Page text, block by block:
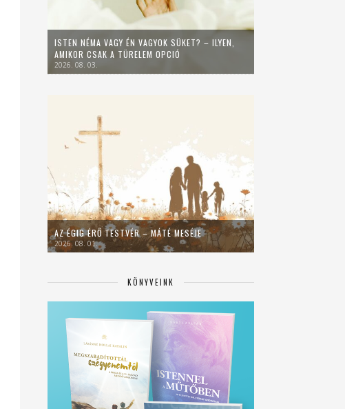
ISTEN NÉMA VAGY ÉN VAGYOK SÜKET? – ILYEN,
AMIKOR CSAK A TÜRELEM OPCIÓ
2026. 08. 03.
AZ ÉGIG ÉRŐ TESTVÉR – MÁTÉ MESÉJE
2026. 08. 01.
KÖNYVEINK